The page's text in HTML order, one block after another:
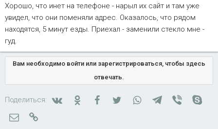
Хорошо, что инет на телефоне - нарыл их сайт и там уже
увидел, что они поменяли адрес. Оказалось, что рядом
находятся, 5 минут езды. Приехал - заменили стекло мне -
гуд.
Вам необходимо войти или зарегистрироваться, чтобы здесь
отвечать.
Поделиться: ВконтактеОдноклассники
FacebookTwitterWhatsAppTelegram
Viber
Электронная почта